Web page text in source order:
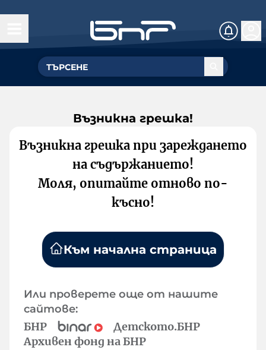
Възникна грешка!
Възникна грешка при зареждането
на съдържанието!
Моля, опитайте отново по-
късно!
Към начална страница
Или проверете още от нашите
сайтове:
БНР
Детското.БНР
Архивен фонд на БНР